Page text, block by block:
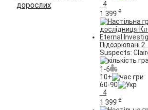
дорослих
4
1 399 ₴
Підозрювані
Suspects:
1-6
10+
60-90
4
1 399 ₴